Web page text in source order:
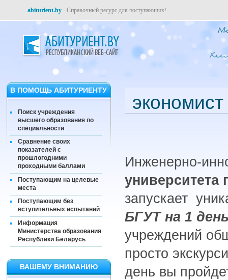
abiturient.by - Справочный ресурс для поступающих!
В ПОМОЩЬ АБИТУРИЕНТУ
Поиск учреждения
высшего образования по
специальности
Сравнение своих
показателей с
прошлогодними
проходными баллами
Поступающим на целевые
места
Поступающим без
вступительных испытаний
Информация
Министерства образования
Республики Беларусь
ВАШЕМУ ВНИМАНИЮ
экономист
Инженерно-
университета
запускает
БГУТ на 1
учреждений
просто
день вы